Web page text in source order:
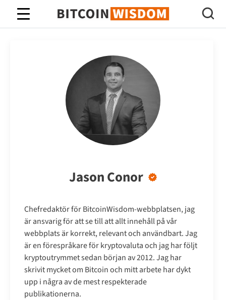
Bitcoin Wisdom
Jason Conor
Chefredaktör för BitcoinWisdom-webbplatsen, jag
är ansvarig för att se till att allt innehåll på vår
webbplats är korrekt, relevant och användbart. Jag
är en förespråkare för kryptovaluta och jag har följt
kryptoutrymmet sedan början av 2012. Jag har
skrivit mycket om Bitcoin och mitt arbete har dykt
upp i några av de mest respekterade
publikationerna.